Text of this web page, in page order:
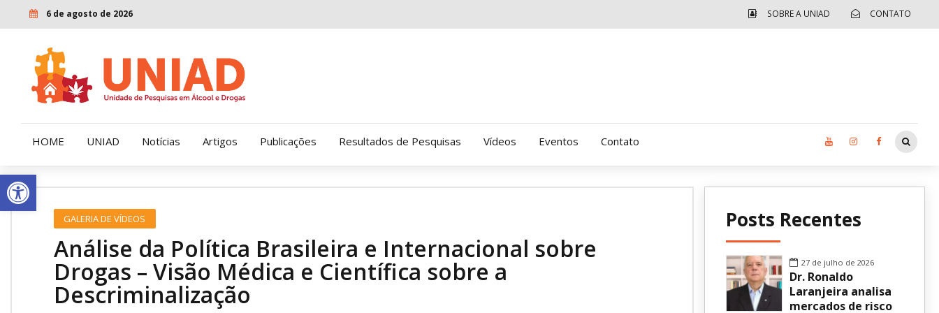
Open toolbar
6 de agosto de 2026 SOBRE A UNIAD CONTATO
HOME UNIAD
Nossa História
Nossa Missão e Valores
Diretoria
Amor-Exigente Independência Jovem – FOLIA
Revista UNIAD
Notícias Artigos Publicações Resultados de Pesquisas Vídeos Eventos Contato
GALERIA DE VÍDEOS
Análise da Política Brasileira e Internacional sobre
Drogas – Visão Médica e Científica sobre a
Descriminalização
Posts Recentes
27 de julho de 2026
Dr. Ronaldo
Laranjeira analisa
mercados de risco